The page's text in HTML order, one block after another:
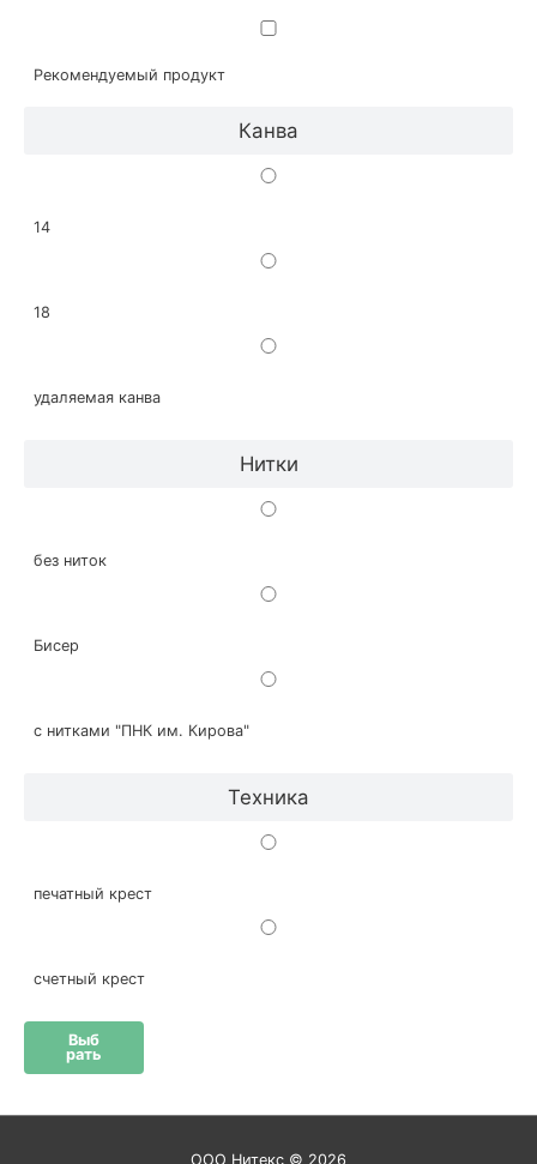
Рекомендуемый продукт
Канва
14
18
удаляемая канва
Нитки
без ниток
Бисер
с нитками "ПНК им. Кирова"
Техника
печатный крест
счетный крест
Выб
рать
ООО Нитекс © 2026